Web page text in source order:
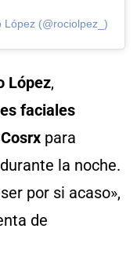
López (@rociolpez_)
López,
faciales
Cosrx para
la noche.
por si acaso»,
de